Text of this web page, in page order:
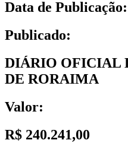
Data de Publicação:
Publicado:
DIÁRIO OFICIAL
DE RORAIMA
Valor:
R$ 240.241,00